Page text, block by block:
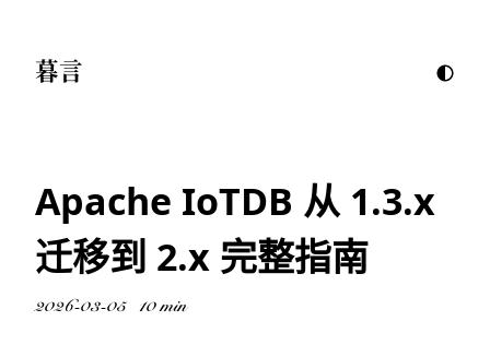
暮言
Apache IoTDB 从 1.3.x
迁移到 2.x 完整指南
2026-03-05 10 min